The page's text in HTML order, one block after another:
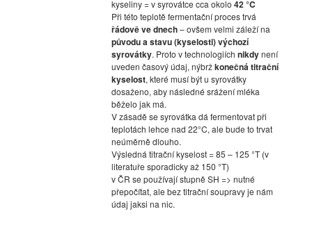
kyseliny = v syrovátce cca okolo 42 °C
Při této teplotě fermentační proces trvá
řádově ve dnech– ovšem velmi záleží na
původu a stavu (kyselosti) výchozí
syrovátky. Proto v technologiích nikdynení
uveden časový údaj, nýbržkonečná titrační
kyselost, které musí být u syrovátky
dosaženo, aby následné srážení mléka
běželo jak má.
V zásadě se syrovátka dá fermentovat při
teplotách lehce nad 22°C, ale bude to trvat
neúměrně dlouho.
Výsledná titrační kyselost = 85 – 125 °T (v
literatuře sporadicky až 150 °T)
v ČR se používají stupně SH => nutné
přepočítat, ale bez titrační soupravy je nám
údaj jaksi na nic.